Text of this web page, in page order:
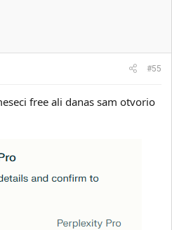
#55
free ali danas sam otvorio